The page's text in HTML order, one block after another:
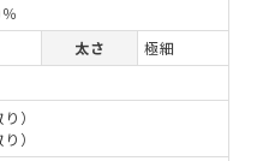
太さ
極細
）
）